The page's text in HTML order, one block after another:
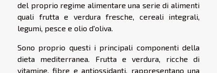
del proprio regime alimentare una serie di alimenti
quali frutta e verdura fresche, cereali integrali,
legumi, pesce e olio d'oliva.
Sono proprio questi i principali componenti della
dieta mediterranea. Frutta e verdura, ricche di
vitamine, fibre e antiossidanti, rappresentano una